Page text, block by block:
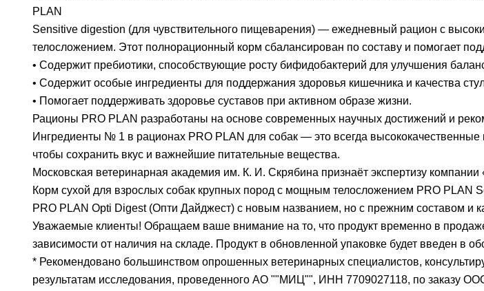
PLAN
Sensitive digestion (для чувствительного пищеварения) — ежедневный рацион с
телосложением. Этот полнорационный корм сбалансирован по составу и помогает
• Содержит пребиотики, способствующие росту бифидобактерий для улучшения
• Содержит особые ингредиенты для поддержания здоровья кишечника и качества
• Помогает поддерживать здоровье суставов при активном образе жизни.
Рационы PRO PLAN разработаны на основе современных научных достижений и
Ингредиенты № 1 в рационах PRO PLAN для собак — это всегда
чтобы сохранить вкус и важнейшие питательные вещества.
Московская ветеринарная академия им. К. И. Скрябина признаёт экспертизу
Корм сухой для взрослых собак крупных пород с мощным телосложением PRO
PRO PLAN Opti Digest (Опти Дайджест) с новым названием, но с прежним составом и
Уважаемые клиенты! Обращаем ваше внимание на то, что продукт временно в
зависимости от наличия на складе. Продукт в обновленной упаковке будет введен в
* Рекомендовано большинством опрошенных ветеринарных специалистов,
результатам исследования, проведенного АО ""МИЦ"", ИНН 7709027118, по заказу